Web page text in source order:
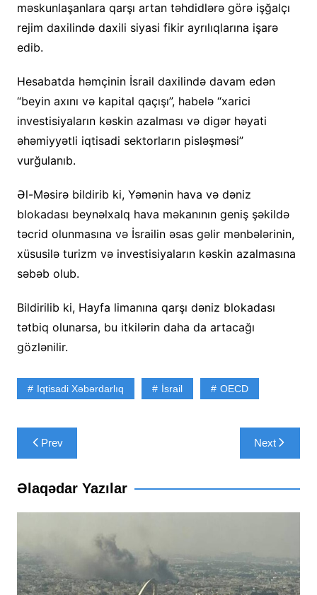
məskunlaşanlara qarşı artan təhdidlərə görə işğalçı
rejim daxilində daxili siyasi fikir ayrılıqlarına işarə
edib.
Hesabatda həmçinin İsrail daxilində davam edən
“beyin axını və kapital qaçışı”, habelə “xarici
investisiyaların kəskin azalması və digər həyati
əhəmiyyətli iqtisadi sektorların pisləşməsi”
vurğulanıb.
Əl-Məsirə bildirib ki, Yəmənin hava və dəniz
blokadası beynəlxalq hava məkanının geniş şəkildə
təcrid olunmasına və İsrailin əsas gəlir mənbələrinin,
xüsusilə turizm və investisiyaların kəskin azalmasına
səbəb olub.
Bildirilib ki, Hayfa limanına qarşı dəniz blokadası
tətbiq olunarsa, bu itkilərin daha da artacağı
gözlənilir.
Iqtisadi Xəbərdarlıq İsrail OECD
Yazı
naviqasiyası
Prev Next
Əlaqədar Yazılar